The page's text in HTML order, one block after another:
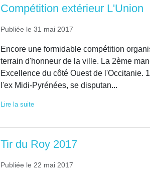
Compétition extérieur L'Union
Publiée le 31 mai 2017
Encore une formidable compétition
terrain d'honneur de la ville. La 2ème
Excellence du côté Ouest de l'Occitanie.
l'ex Midi-Pyrénées, se disputan...
Lire la suite
Tir du Roy 2017
Publiée le 22 mai 2017